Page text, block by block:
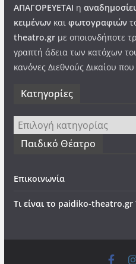
ΑΠΑΓΟΡΕΥΕΤΑΙ η
κειμένωνκαι φωτογραφιών
theatro.grμε οποιονδήποτε
γραπτή άδεια των κατόχων
κανόνες Διεθνούς Δικαίου
Kατηγορίες
Kατηγορίες
Παιδικό Θέατρο
Επικοινωνία
Τι είναι το paidiko-theatro.gr